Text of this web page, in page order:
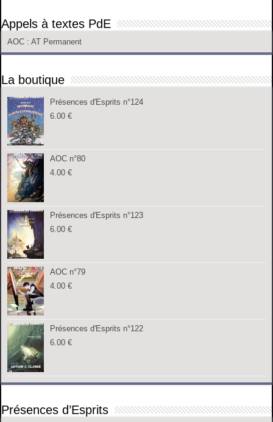
Appels à textes PdE
AOC : AT Permanent
La boutique
Présences d'Esprits n°124
6.00€
AOC n°80
4.00€
Présences d'Esprits n°123
6.00€
AOC n°79
4.00€
Présences d'Esprits n°122
6.00€
Présences d’Esprits